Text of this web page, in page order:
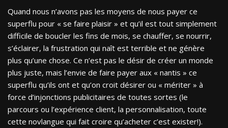
Quand nous n’avons pas les moyens de nous payer ce
superflu pour « se faire plaisir » et qu’il est tout simplement
difficile de boucler les fins de mois, se chauffer, se nourrir,
s’éclairer, la frustration qui naît est terrible et ne génère
plus qu’une chose. Ce n’est pas le désir de créer un monde
plus juste, mais l’envie de faire payer aux « nantis » ce
superflu qu’ils ont et qu’on croit désirer ou « mériter » à
force d’injonctions publicitaires de toutes sortes (le
parcours ou l’expérience client, la personnalisation, toute
cette novlangue qui fait croire qu’acheter c’est exister!).